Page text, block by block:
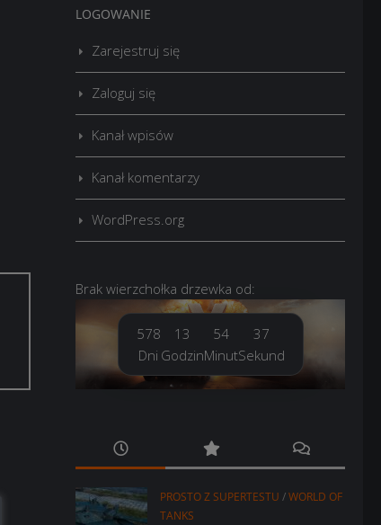
LOGOWANIE
Zarejestruj się
Zaloguj się
Kanał wpisów
Kanał komentarzy
WordPress.org
Brak wierzchołka drzewka od:
578
Dni
13
Godzin
54
Minut
37
Sekund
PROSTO Z SUPERTESTU /WORLD OF
TANKS